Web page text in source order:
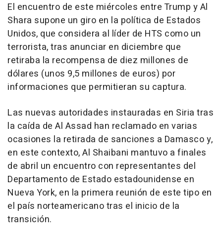
El encuentro de este miércoles entre Trump y Al
Shara supone un giro en la política de Estados
Unidos, que considera al líder de HTS como un
terrorista, tras anunciar en diciembre que
retiraba la recompensa de diez millones de
dólares (unos 9,5 millones de euros) por
informaciones que permitieran su captura.
Las nuevas autoridades instauradas en Siria tras
la caída de Al Assad han reclamado en varias
ocasiones la retirada de sanciones a Damasco y,
en este contexto, Al Shaibani mantuvo a finales
de abril un encuentro con representantes del
Departamento de Estado estadounidense en
Nueva York, en la primera reunión de este tipo en
el país norteamericano tras el inicio de la
transición.